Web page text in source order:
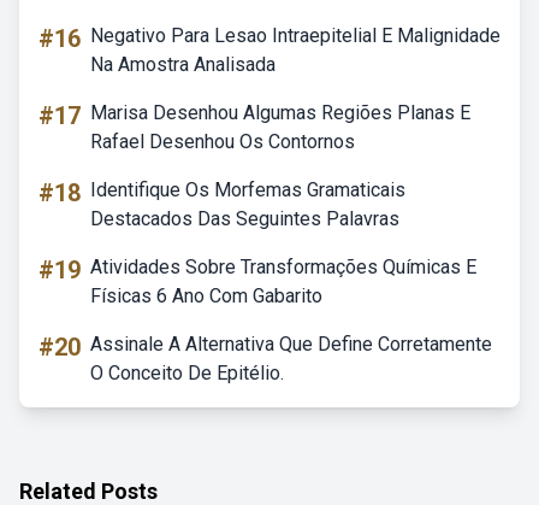
#16 Negativo Para Lesao Intraepitelial E Malignidade
Na Amostra Analisada
#17 Marisa Desenhou Algumas Regiões Planas E
Rafael Desenhou Os Contornos
#18 Identifique Os Morfemas Gramaticais
Destacados Das Seguintes Palavras
#19 Atividades Sobre Transformações Químicas E
Físicas 6 Ano Com Gabarito
#20 Assinale A Alternativa Que Define Corretamente
O Conceito De Epitélio.
Related Posts